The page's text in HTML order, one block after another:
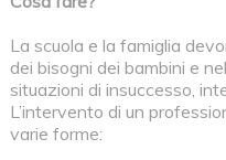
La scuola e la famiglia
dei bisogni dei bambini e
situazioni di insuccesso,
L’intervento di un
varie forme: